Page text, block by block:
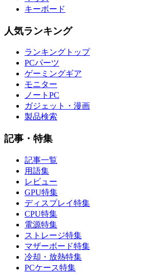
キーボード
人気ランキング
ランキングトップ
PCパーツ
ゲーミングギア
モニター
ノートPC
ガジェット・漫画
製品検索
記事・特集
記事一覧
用語集
レビュー
GPU特集
ディスプレイ特集
CPU特集
電源特集
ストレージ特集
マザーボード特集
冷却・放熱特集
PCケース特集